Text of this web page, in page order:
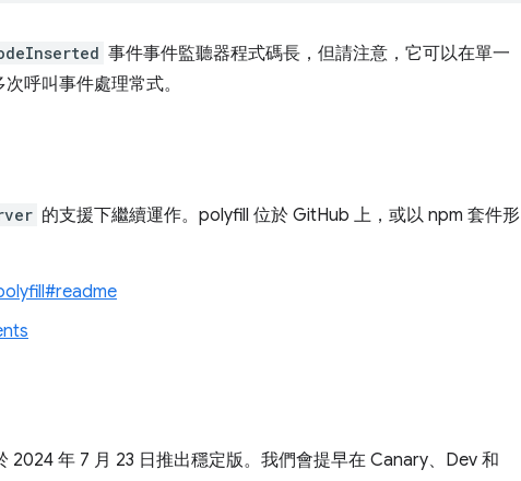
事件事件監聽器程式碼長，但請注意，它可以在單一
呼叫事件處理常式。
的支援下繼續運作。polyfill 位於 GitHub 上，或以 npm 套件形
年 7 月 23 日推出穩定版。我們會提早在 Canary、Dev 和